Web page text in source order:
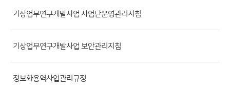
시
판
목
록
호,
등
기상업무연구개발사업 사업단운영관리지침
기상업무연구개발사업 보안관리지침
정보화용역사업관리규정